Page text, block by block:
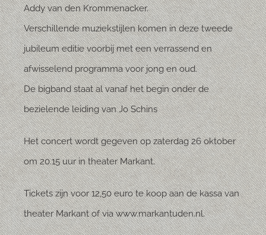
Addy van den Krommenacker.
Verschillende muziekstijlen komen in deze tweede
jubileum editie voorbij met een verrassend en
afwisselend programma voor jong en oud.
De bigband staat al vanaf het begin onder de
bezielende leiding van Jo Schins
Het concert wordt gegeven op zaterdag 26 oktober
om 20.15 uur in theater Markant.
Tickets zijn voor 12,50 euro te koop aan de kassa van
theater Markant of via www.markantuden.nl.